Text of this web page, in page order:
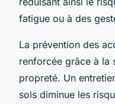
fatigue ou à des
La prévention des
renforcée grâce à la
propreté. Un
sols diminue les